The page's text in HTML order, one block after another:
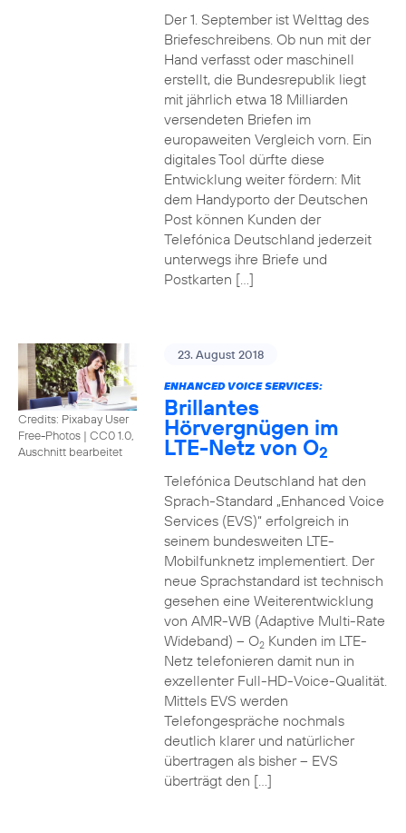
Der 1. September ist Welttag des
Briefeschreibens. Ob nun mit der
Hand verfasst oder maschinell
erstellt, die Bundesrepublik liegt
mit jährlich etwa 18 Milliarden
versendeten Briefen im
europaweiten Vergleich vorn. Ein
digitales Tool dürfte diese
Entwicklung weiter fördern: Mit
dem Handyporto der Deutschen
Post können Kunden der
Telefónica Deutschland jederzeit
unterwegs ihre Briefe und
Postkarten […]
Credits: Pixabay User
Free-Photos | CC0 1.0,
Auschnitt bearbeitet
23. August 2018
ENHANCED VOICE SERVICES:
Brillantes
Hörvergnügen im
LTE-Netz von O2
Telefónica Deutschland hat den
Sprach-Standard „Enhanced Voice
Services (EVS)“ erfolgreich in
seinem bundesweiten LTE-
Mobilfunknetz implementiert. Der
neue Sprachstandard ist technisch
gesehen eine Weiterentwicklung
von AMR-WB (Adaptive Multi-Rate
Wideband) – O2Kunden im LTE-
Netz telefonieren damit nun in
exzellenter Full-HD-Voice-Qualität.
Mittels EVS werden
Telefongespräche nochmals
deutlich klarer und natürlicher
übertragen als bisher – EVS
überträgt den […]